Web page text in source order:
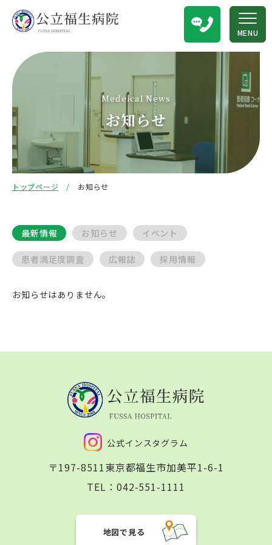
MENU
Medeical News
お知らせ
トップページ お知らせ
最新情報 お知らせ イベント
患者満足度調査 広報誌 採用情報
お知らせはありません。
公式インスタグラム
〒197-8511東京都福生市加美平1-6-1
TEL： 042-551-1111
地図で見る